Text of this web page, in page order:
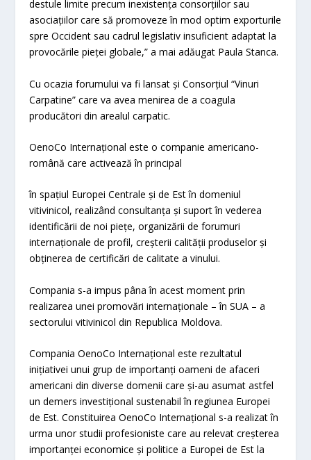
destule limite precum inexistența consorțiilor sau
asociațiilor care să promoveze în mod optim exporturile
spre Occident sau cadrul legislativ insuficient adaptat la
provocările pieței globale,” a mai adăugat Paula Stanca.
Cu ocazia forumului va fi lansat și Consorțiul “Vinuri
Carpatine” care va avea menirea de a coagula
producători din arealul carpatic.
OenoCo Internațional este o companie americano-
română care activează în principal
în spațiul Europei Centrale și de Est în domeniul
vitivinicol, realizând consultanța și suport în vederea
identificării de noi piețe, organizării de forumuri
internaționale de profil, creșterii calității produselor și
obținerea de certificări de calitate a vinului.
Compania s-a impus pâna în acest moment prin
realizarea unei promovări internaționale – în SUA – a
sectorului vitivinicol din Republica Moldova.
Compania OenoCo Internațional este rezultatul
inițiativei unui grup de importanți oameni de afaceri
americani din diverse domenii care și-au asumat astfel
un demers investițional sustenabil în regiunea Europei
de Est. Constituirea OenoCo Internațional s-a realizat în
urma unor studii profesioniste care au relevat creșterea
importanței economice și politice a Europei de Est la